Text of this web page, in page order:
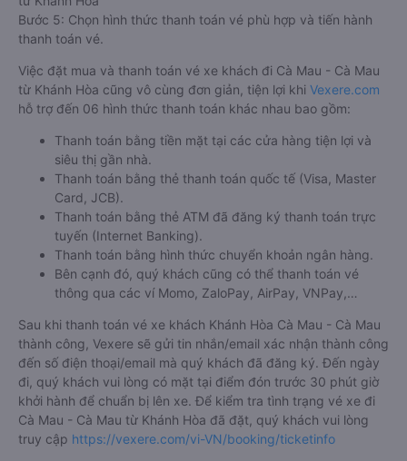
Bước 5: Chọn hình thức thanh toán vé phù hợp và tiến hành
thanh toán vé.
Việc đặt mua và thanh toán vé xe khách đi Cà Mau - Cà Mau
từ Khánh Hòa cũng vô cùng đơn giản, tiện lợi khi Vexere.com
hỗ trợ đến 06 hình thức thanh toán khác nhau bao gồm:
Thanh toán bằng tiền mặt tại các cửa hàng tiện lợi và
siêu thị gần nhà.
Thanh toán bằng thẻ thanh toán quốc tế (Visa, Master
Card, JCB).
Thanh toán bằng thẻ ATM đã đăng ký thanh toán trực
tuyến (Internet Banking).
Thanh toán bằng hình thức chuyển khoản ngân hàng.
Bên cạnh đó, quý khách cũng có thể thanh toán vé
thông qua các ví Momo, ZaloPay, AirPay, VNPay,…
Sau khi thanh toán vé xe khách Khánh Hòa Cà Mau - Cà Mau
thành công, Vexere sẽ gửi tin nhắn/email xác nhận thành công
đến số điện thoại/email mà quý khách đã đăng ký. Đến ngày
đi, quý khách vui lòng có mặt tại điểm đón trước 30 phút giờ
khởi hành để chuẩn bị lên xe. Để kiểm tra tình trạng vé xe đi
Cà Mau - Cà Mau từ Khánh Hòa đã đặt, quý khách vui lòng
truy cập https://vexere.com/vi-VN/booking/ticketinfo